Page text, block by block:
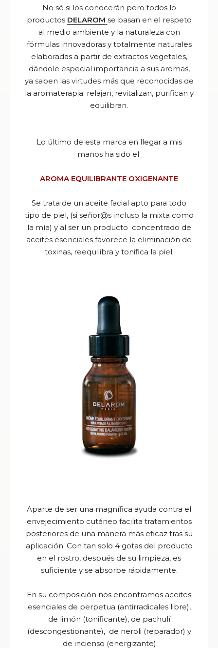
No sé si los conocerán pero todos lo
productos DELAROM se basan en el respeto
al medio ambiente y la naturaleza con
fórmulas innovadoras y totalmente naturales
elaboradas a partir de extractos vegetales,
dándole especial importancia a sus aromas,
ya saben las virtudes más que reconocidas de
la aromaterapia: relajan, revitalizan, purifican y
equilibran.
Lo último de esta marca en llegar a mis
manos ha sido el
AROMA EQUILIBRANTE OXIGENANTE
Se trata de un aceite facial apto para todo
tipo de piel, (si señor@s incluso la mixta como
la mía) y al ser un producto concentrado de
aceites esenciales favorece la eliminación de
toxinas, reequilibra y tonifica la piel.
Aparte de ser una magnífica ayuda contra el
envejecimiento cutáneo facilita tratamientos
posteriores de una manera más eficaz tras su
aplicación. Con tan solo 4 gotas del producto
en el rostro, después de su limpieza, es
suficiente y se absorbe rápidamente.
En su composición nos encontramos aceites
esenciales de perpetua (antirradicales libre),
de limón (tonificante), de pachulí
(descongestionante), de neroli (reparador) y
de incienso (energizante).